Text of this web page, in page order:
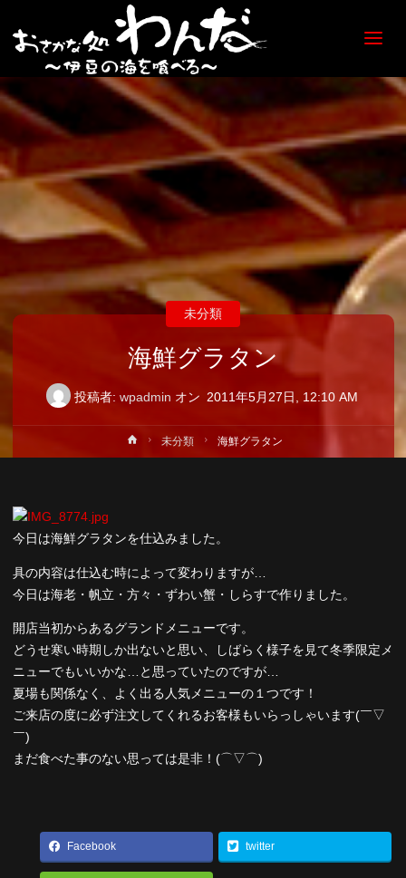
屋】
かな
処
わん
だ
海鮮グラタン
投稿者: wpadmin オン 2011年5月27日, 12:10 AM
未分類
ホ
ー
未分類 海鮮グラタン
今日は海鮮グラタンを仕込みました。
具の内容は仕込む時によって変わりますが…
今日は海老・帆立・方々・ずわい蟹・しらすで作りました。
開店当初からあるグランドメニューです。
どうせ寒い時期しか出ないと思い、しばらく様子を見て冬季限定メ
ニューでもいいかな…と思っていたのですが…
夏場も関係なく、よく出る人気メニューの１つです！
ご来店の度に必ず注文してくれるお客様もいらっしゃいます(￣▽
￣)
まだ食べた事のない思っては是非！(⌒▽⌒)
Facebook twitter